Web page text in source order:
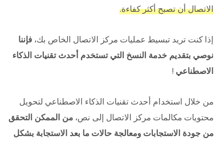
الاتصال أن تصبح أكثر كفاءة.
إذا كنت تريد تبسيط عمليات مركز الاتصال الخاص بك، فإننا
نوصي بتقديم خدمة النسخ التي تستخدم أحدث تقنيات الذكاء
الاصطناعي !
من خلال استخدام أحدث تقنيات الذكاء الاصطناعي لتحويل
محتويات مكالمات مركز الاتصال إلى نص، من الممكن التحقق
من جودة الاستجابات ومعالجة حالات ما بعد الاستجابة بشكل